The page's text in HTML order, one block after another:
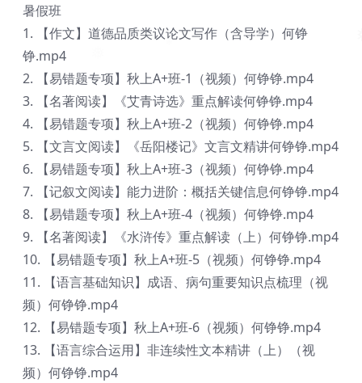
暑假班
1. 【作文】道德品质类议论文写作（含导学）何铮
铮.mp4
2. 【易错题专项】秋上A+班-1（视频）何铮铮.mp4
3. 【名著阅读】《艾青诗选》重点解读何铮铮.mp4
4. 【易错题专项】秋上A+班-2（视频）何铮铮.mp4
5. 【文言文阅读】《岳阳楼记》文言文精讲何铮铮.mp4
6. 【易错题专项】秋上A+班-3（视频）何铮铮.mp4
7. 【记叙文阅读】能力进阶：概括关键信息何铮铮.mp4
8. 【易错题专项】秋上A+班-4（视频）何铮铮.mp4
9. 【名著阅读】《水浒传》重点解读（上）何铮铮.mp4
10. 【易错题专项】秋上A+班-5（视频）何铮铮.mp4
11. 【语言基础知识】成语、病句重要知识点梳理（视
频）何铮铮.mp4
12. 【易错题专项】秋上A+班-6（视频）何铮铮.mp4
13. 【语言综合运用】非连续性文本精讲（上）（视
频）何铮铮.mp4